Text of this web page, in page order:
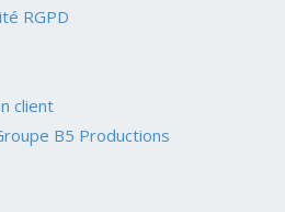
RGPD
client
B5 Productions